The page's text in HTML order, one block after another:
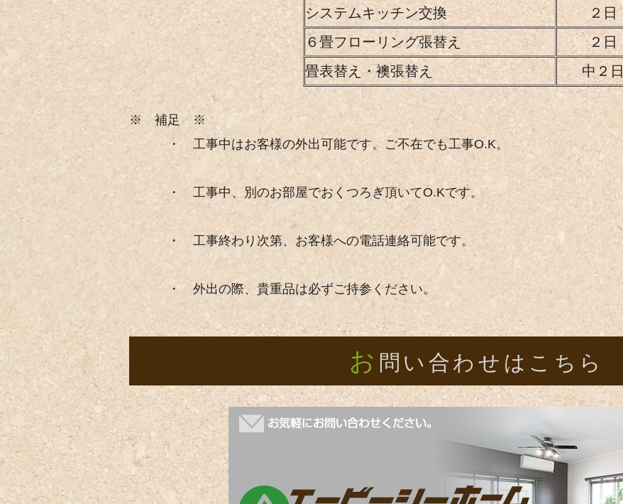
システムキッチン交換
２日
６畳フローリング張替え
２日
畳表替え・襖張替え
中２日
※ 補足 ※
・ 工事中はお客様の外出可能です。ご不在でも工事O.K。
・ 工事中、別のお部屋でおくつろぎ頂いてO.Kです。
・ 工事終わり次第、お客様への電話連絡可能です。
・ 外出の際、貴重品は必ずご持参ください。
お 問い合わせはこちら